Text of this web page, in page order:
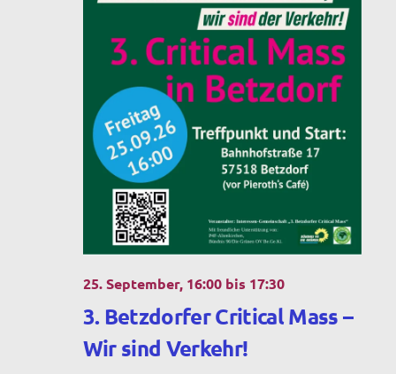
3. Betzdorfer Critical Mass –
Wir sind Verkehr!
25. September, 16:00bis 17:30